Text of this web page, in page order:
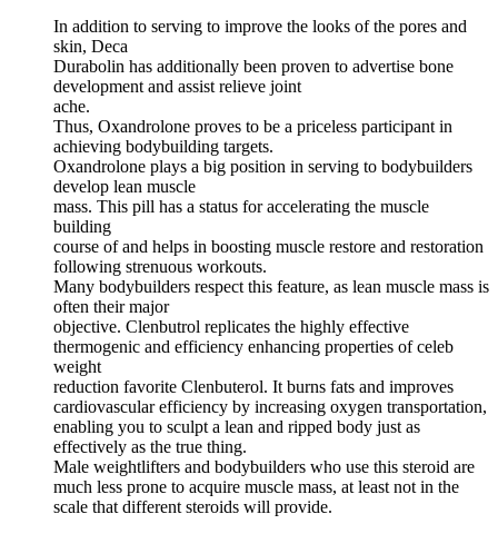
In addition to serving to improve the looks of the pores and
skin, Deca
Durabolin has additionally been proven to advertise bone
development and assist relieve joint
ache.
Thus, Oxandrolone proves to be a priceless participant in
achieving bodybuilding targets.
Oxandrolone plays a big position in serving to bodybuilders
develop lean muscle
mass. This pill has a status for accelerating the muscle
building
course of and helps in boosting muscle restore and restoration
following strenuous workouts.
Many bodybuilders respect this feature, as lean muscle mass is
often their major
objective. Clenbutrol replicates the highly effective
thermogenic and efficiency enhancing properties of celeb
weight
reduction favorite Clenbuterol. It burns fats and improves
cardiovascular efficiency by increasing oxygen transportation,
enabling you to sculpt a lean and ripped body just as
effectively as the true thing.
Male weightlifters and bodybuilders who use this steroid are
much less prone to acquire muscle mass, at least not in the
scale that different steroids will provide.